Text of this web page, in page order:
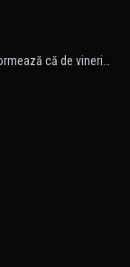
că de vineri…